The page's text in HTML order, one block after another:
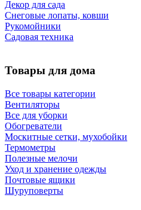
Декор для сада
Снеговые лопаты, ковши
Рукомойники
Садовая техника
Товары для дома
Все товары категории
Вентиляторы
Все для уборки
Обогреватели
Москитные сетки, мухобойки
Термометры
Полезные мелочи
Уход и хранение одежды
Почтовые ящики
Шуруповерты